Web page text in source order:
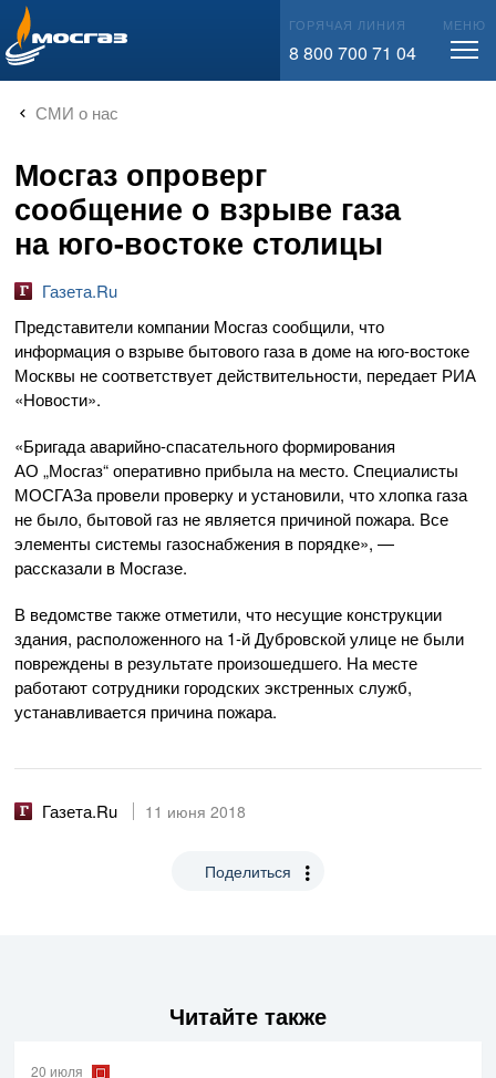
info@mos-gaz.ru ГОРЯЧАЯ ЛИНИЯ
8 800 700 71 04
МЕНЮ
СМИ о нас
Мосгаз опроверг
сообщение о взрыве газа
на юго-востоке столицы
Газета.Ru
Представители компании Мосгаз сообщили, что
информация о взрыве бытового газа в доме на юго-востоке
Москвы не соответствует действительности, передает РИА
«Новости».
«Бригадааварийно-спасательногоформирования
АО „Мосгаз“ оперативно прибыла на место. Специалисты
МОСГАЗа провели проверку и установили, что хлопка газа
не было, бытовой газ не является причиной пожара. Все
элементы системы газоснабжения в порядке», —
рассказали в Мосгазе.
В ведомстве также отметили, что несущие конструкции
здания, расположенного на 1-йДубровской улице не были
повреждены в результате произошедшего. На месте
работают сотрудники городских экстренных служб,
устанавливается причина пожара.
Газета.Ru 11 июня 2018
Поделиться
Читайте также
20 июля